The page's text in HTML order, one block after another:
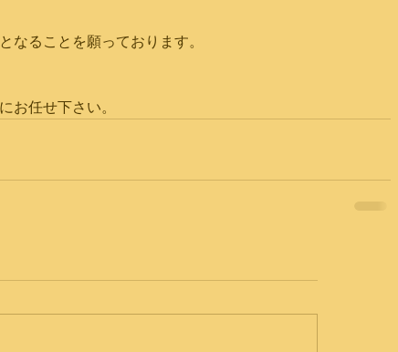
なることを願っております。
お任せ下さい。